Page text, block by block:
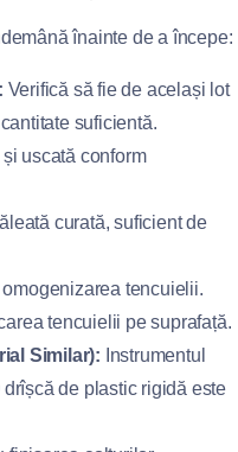
înainte de a începe:
Verifică să fie de același lot
suficientă.
uscată conform
curată, suficient de
omogenizarea tencuielii.
tencuielii pe suprafață.
Similar): Instrumentul
de plastic rigidă este